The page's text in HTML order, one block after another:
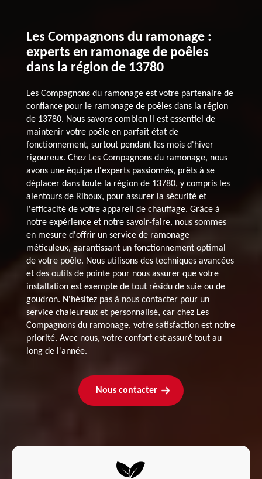
Les Compagnons du ramonage :
experts en ramonage de poêles
dans la région de 13780
Les Compagnons du ramonage est votre partenaire de
confiance pour le ramonage de poêles dans la région
de 13780. Nous savons combien il est essentiel de
maintenir votre poêle en parfait état de
fonctionnement, surtout pendant les mois d'hiver
rigoureux. Chez Les Compagnons du ramonage, nous
avons une équipe d'experts passionnés, prêts à se
déplacer dans toute la région de 13780, y compris les
alentours de Riboux, pour assurer la sécurité et
l'efficacité de votre appareil de chauffage. Grâce à
notre expérience et notre savoir-faire, nous sommes
en mesure d'offrir un service de ramonage
méticuleux, garantissant un fonctionnement optimal
de votre poêle. Nous utilisons des techniques avancées
et des outils de pointe pour nous assurer que votre
installation est exempte de tout résidu de suie ou de
goudron. N'hésitez pas à nous contacter pour un
service chaleureux et personnalisé, car chez Les
Compagnons du ramonage, votre satisfaction est notre
priorité. Avec nous, votre confort est assuré tout au
long de l'année.
Nous contacter